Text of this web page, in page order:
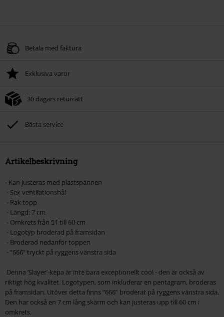
Betala med faktura
Exklusiva varor
30 dagars returrätt
Bästa service
Artikelbeskrivning
- Kan justeras med plastspännen
- Sex ventilationshål
- Rak topp
- Längd: 7 cm
- Omkrets från 51 till 60 cm
- Logotyp broderad på framsidan
- Broderad nedanför toppen
- ”666” tryckt på ryggens vänstra sida
Denna ’Slayer’-kepa är inte bara exceptionellt cool - den är också av
riktigt hög kvalitet. Logotypen, som inkluderar en pentagram, broderas
på framsidan. Utöver detta finns ”666” broderat på ryggens vänstra sida.
Den har också en 7 cm lång skärm och kan justeras upp till 60 cm i
omkrets.